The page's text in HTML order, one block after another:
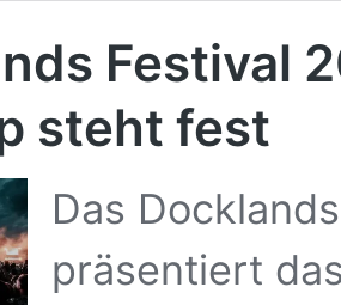
Festival
steht fest
Das
präsentiert